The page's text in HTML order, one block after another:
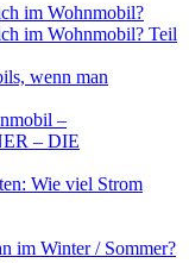
im Wohnmobil?
im Wohnmobil? Teil
wenn man
–
– DIE
Wie viel Strom
im Winter / Sommer?